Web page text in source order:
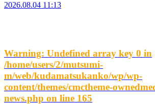
2026.08.04 11:13
Warning: Undefined array key 0 in
/home/users/2/mutsumi-
m/web/kudamatsukanko/wp/wp-
content/themes/cmctheme-
news.php on line 165